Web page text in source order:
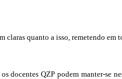
claras quanto a isso, remetendo em
docentes QZP podem manter-